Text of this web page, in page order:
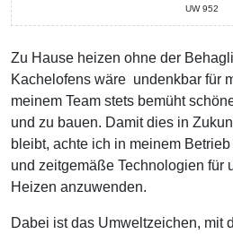
UW 952
Zu Hause heizen ohne der
Kachelofens wäre undenkbar für
meinem Team stets bemüht
und zu bauen. Damit dies in
bleibt, achte ich in meinem
und zeitgemäße Technologien für
Heizen anzuwenden.
Dabei ist das Umweltzeichen, mit